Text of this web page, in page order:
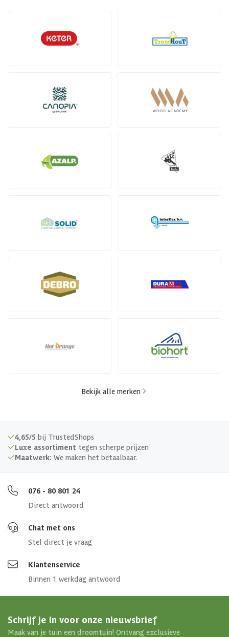
Bekijk alle merken
4,65/5 bij TrustedShops
Luxe assortiment tegen scherpe prijzen
Maatwerk: We maken het betaalbaar.
076 - 80 801 24
Direct antwoord
Chat met ons
Stel direct je vraag
Klantenservice
Binnen 1 werkdag antwoord
Schrijf je in voor onze nieuwsbrief
Maak van je tuin een droomtuin! Ontvang exclusieve